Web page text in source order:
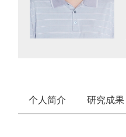
个人简介 研究成果